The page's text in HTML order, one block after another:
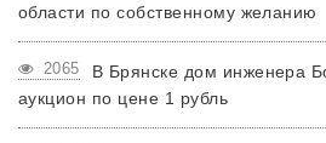
области по собственному желанию
2065
В Брянске дом инженера
аукцион по цене 1 рубль